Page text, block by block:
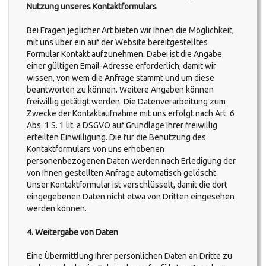
Nutzung unseres Kontaktformulars
Bei Fragen jeglicher Art bieten wir Ihnen die Möglichkeit,
mit uns über ein auf der Website bereitgestelltes
Formular Kontakt aufzunehmen. Dabei ist die Angabe
einer gültigen Email-Adresse erforderlich, damit wir
wissen, von wem die Anfrage stammt und um diese
beantworten zu können. Weitere Angaben können
freiwillig getätigt werden. Die Datenverarbeitung zum
Zwecke der Kontaktaufnahme mit uns erfolgt nach Art. 6
Abs. 1 S. 1 lit. a DSGVO auf Grundlage Ihrer freiwillig
erteilten Einwilligung. Die für die Benutzung des
Kontaktformulars von uns erhobenen
personenbezogenen Daten werden nach Erledigung der
von Ihnen gestellten Anfrage automatisch gelöscht.
Unser Kontaktformular ist verschlüsselt, damit die dort
eingegebenen Daten nicht etwa von Dritten eingesehen
werden können.
4. Weitergabe von Daten
Eine Übermittlung Ihrer persönlichen Daten an Dritte zu